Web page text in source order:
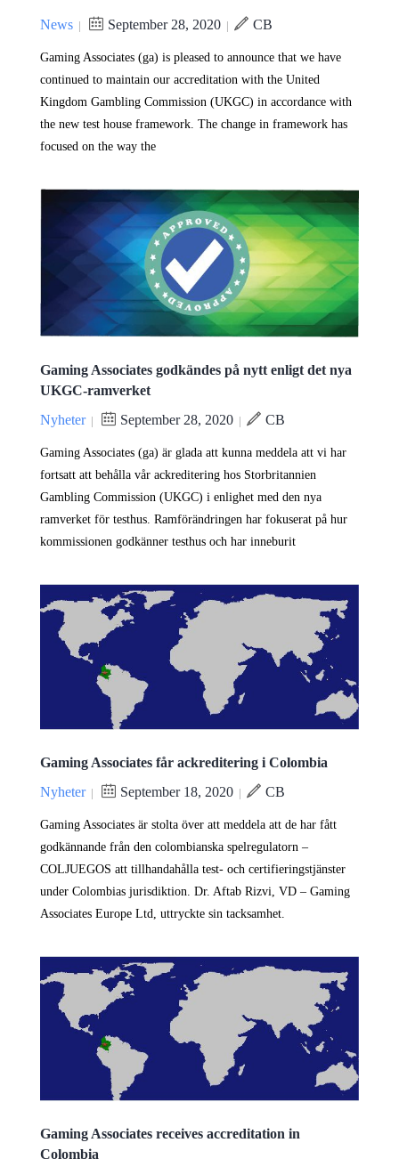
News | September 28, 2020 | CB
Gaming Associates (ga) is pleased to announce that we have
continued to maintain our accreditation with the United
Kingdom Gambling Commission (UKGC) in accordance with
the new test house framework. The change in framework has
focused on the way the
Gaming Associates godkändes på nytt enligt det nya
UKGC-ramverket
Nyheter| September 28, 2020 | CB
Gaming Associates (ga) är glada att kunna meddela att vi har
fortsatt att behålla vår ackreditering hos Storbritannien
Gambling Commission (UKGC) i enlighet med den nya
ramverket för testhus. Ramförändringen har fokuserat på hur
kommissionen godkänner testhus och har inneburit
Gaming Associates får ackreditering i Colombia
Nyheter| September 18, 2020 | CB
Gaming Associates är stolta över att meddela att de har fått
godkännande från den colombianska spelregulatorn –
COLJUEGOS att tillhandahålla test- och certifieringstjänster
under Colombias jurisdiktion. Dr. Aftab Rizvi, VD – Gaming
Associates Europe Ltd, uttryckte sin tacksamhet.
Gaming Associates receives accreditation in
Colombia